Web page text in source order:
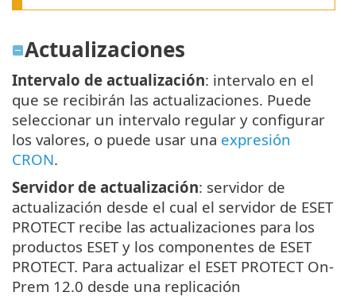
Actualizaciones
Intervalo de actualización: intervalo en el
que se recibirán las actualizaciones. Puede
seleccionar un intervalo regular y configurar
los valores, o puede usar una expresión
CRON.
Servidor de actualización: servidor de
actualización desde el cual el servidor de ESET
PROTECT recibe las actualizaciones para los
productos ESET y los componentes de ESET
PROTECT. Para actualizar el ESET PROTECT On-
Prem 12.0 desde una replicación